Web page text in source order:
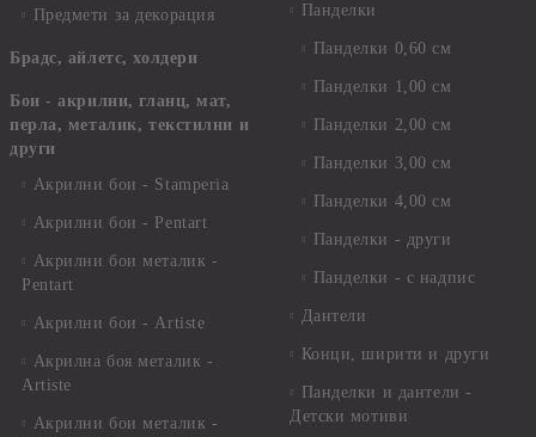
Предмети за декорация
Брадс, айлетс, холдери
Бои - акрилни, гланц, мат,
перла, металик, текстилни и
други
Акрилни бои - Stamperia
Акрилни бои - Pentart
Акрилни бои металик -
Pentart
Акрилни бои - Artiste
Акрилна боя металик -
Artiste
Акрилни бои металик -
Панделки
Панделки 0,60 см
Панделки 1,00 см
Панделки 2,00 см
Панделки 3,00 см
Панделки 4,00 см
Панделки - други
Панделки - с надпис
Дантели
Конци, ширити и други
Панделки и дантели -
Детски мотиви